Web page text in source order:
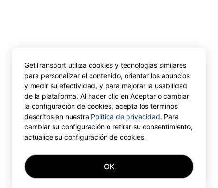
GetTransport utiliza cookies y tecnologías similares
para personalizar el contenido, orientar los anuncios
y medir su efectividad, y para mejorar la usabilidad
de la plataforma. Al hacer clic en Aceptar o cambiar
la configuración de cookies, acepta los términos
descritos en nuestra Política de privacidad. Para
cambiar su configuración o retirar su consentimiento,
actualice su configuración de cookies.
OK